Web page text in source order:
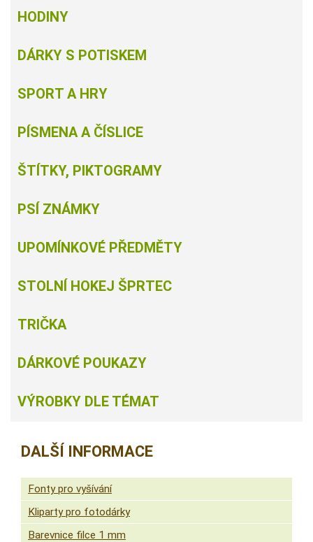
HODINY
DÁRKY S POTISKEM
SPORT A HRY
PÍSMENA A ČÍSLICE
ŠTÍTKY, PIKTOGRAMY
PSÍ ZNÁMKY
UPOMÍNKOVÉ PŘEDMĚTY
STOLNÍ HOKEJ ŠPRTEC
TRIČKA
DÁRKOVÉ POUKAZY
VÝROBKY DLE TÉMAT
DALŠÍ INFORMACE
Fonty pro vyšívání
Kliparty pro fotodárky
Barevnice filce 1 mm